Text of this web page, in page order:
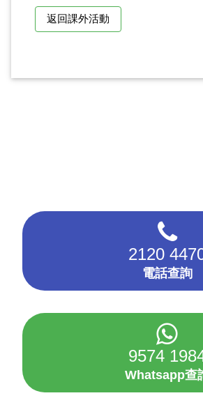
返回課外活動
2120
電話查詢
9574
Whatsapp查